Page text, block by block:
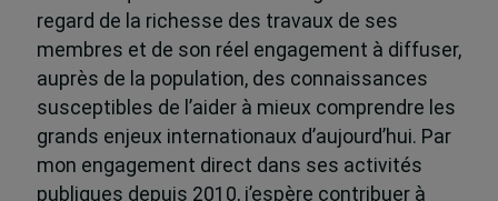
regard de la richesse des travaux de ses
membres et de son réel engagement à diffuser,
auprès de la population, des connaissances
susceptibles de l’aider à mieux comprendre les
grands enjeux internationaux d’aujourd’hui. Par
mon engagement direct dans ses activités
publiques depuis 2010, j’espère contribuer à